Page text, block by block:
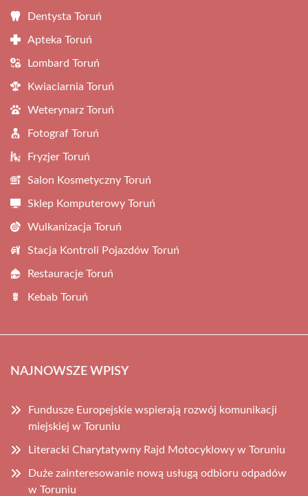
Dentysta Toruń
Apteka Toruń
Lombard Toruń
Kwiaciarnia Toruń
Weterynarz Toruń
Fotograf Toruń
Fryzjer Toruń
Salon Kosmetyczny Toruń
Sklep Komputerowy Toruń
Wulkanizacja Toruń
Stacja Kontroli Pojazdów Toruń
Restauracje Toruń
Kebab Toruń
NAJNOWSZE WPISY
Fundusze Europejskie wspierają rozwój komunikacji
miejskiej w Toruniu
Literacki Charytatywny Rajd Motocyklowy w Toruniu
Duże zainteresowanie nową usługą odbioru odpadów
w Toruniu